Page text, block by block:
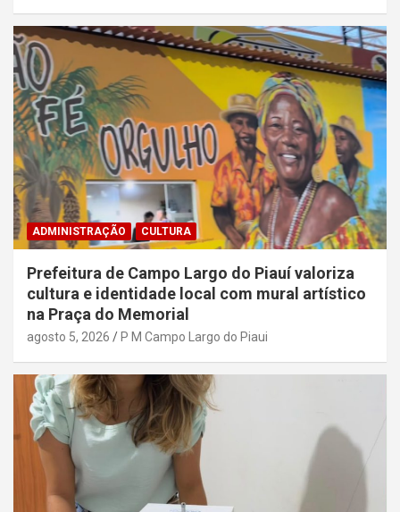
ADMINISTRAÇÃO CULTURA
Prefeitura de Campo Largo do Piauí valoriza
cultura e identidade local com mural artístico
na Praça do Memorial
agosto 5, 2026 P M Campo Largo do Piaui